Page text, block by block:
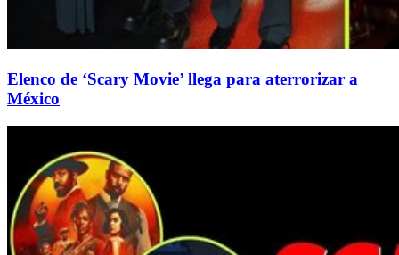
Elenco de ‘Scary Movie’ llega para aterrorizar a
México